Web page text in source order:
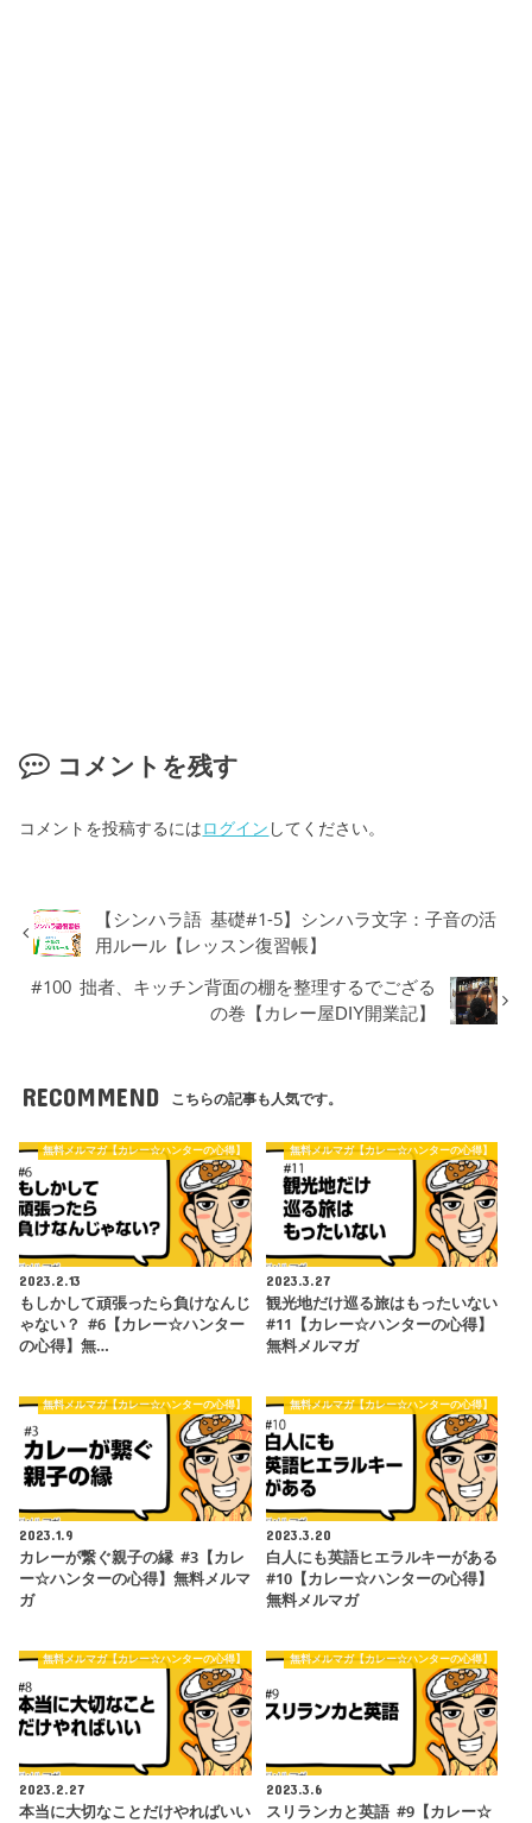
コメントを残す
コメントを投稿するにはログイン してください。
【シンハラ語 基礎#1-5】シンハラ文字：子音の活
用ルール【レッスン復習帳】
#100 拙者、キッチン背面の棚を整理するでござる
の巻【カレー屋DIY開業記】
RECOMMEND こちらの記事も人気です。
無料メルマガ【カレー☆ハンターの心得】
2023.2.13
もしかして頑張ったら負けなんじ
ゃない？ #6【カレー☆ハンター
の心得】無…
無料メルマガ【カレー☆ハンターの心得】
2023.3.27
観光地だけ巡る旅はもったいない
#11【カレー☆ハンターの心得】
無料メルマガ
無料メルマガ【カレー☆ハンターの心得】
2023.1.9
カレーが繋ぐ親子の縁 #3【カレ
ー☆ハンターの心得】無料メルマ
ガ
無料メルマガ【カレー☆ハンターの心得】
2023.3.20
白人にも英語ヒエラルキーがある
#10【カレー☆ハンターの心得】
無料メルマガ
無料メルマガ【カレー☆ハンターの心得】
2023.2.27
本当に大切なことだけやればいい
無料メルマガ【カレー☆ハンターの心得】
2023.3.6
スリランカと英語 #9【カレー☆